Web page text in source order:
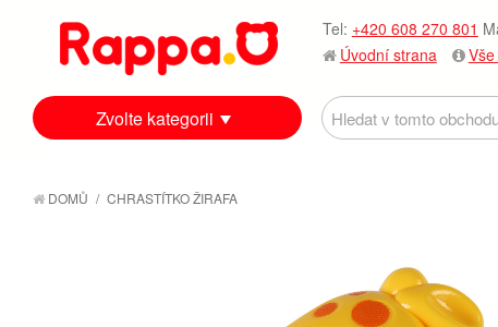
Tel: +420 608 270 801
Úvodní strana
Zvolte kategorii
DOMŮ / CHRASTÍTKO ŽIRAFA